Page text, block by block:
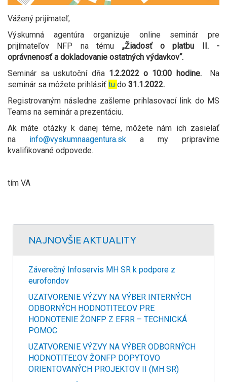
Vážený prijímateľ,
Výskumná agentúra organizuje online seminár pre
prijímateľov NFP na tému „Žiadosť o platbu II. -
oprávnenosť a dokladovanie ostatných výdavkov“.
Seminár sa uskutoční dňa 1.2.2022 o 10:00 hodine.
Na
seminár sa môžete prihlásiť tu do 31.1.2022.
Registrovaným následne zašleme prihlasovací link do MS
Teams na seminár a prezentáciu.
Ak máte otázky k danej téme, môžete nám ich zasielať
na info@vyskumnaagentura.sk a my pripravíme
kvalifikované odpovede.
tím VA
NAJNOVŠIE AKTUALITY
Záverečný Infoservis MH SR k podpore z
eurofondov
UZATVORENIE VÝZVY NA VÝBER INTERNÝCH
ODBORNÝCH HODNOTITEĽOV PRE
HODNOTENIE ŽONFP Z EFRR – TECHNICKÁ
POMOC
UZATVORENIE VÝZVY NA VÝBER ODBORNÝCH
HODNOTITEĽOV ŽONFP DOPYTOVO
ORIENTOVANÝCH PROJEKTOV II (MH SR)